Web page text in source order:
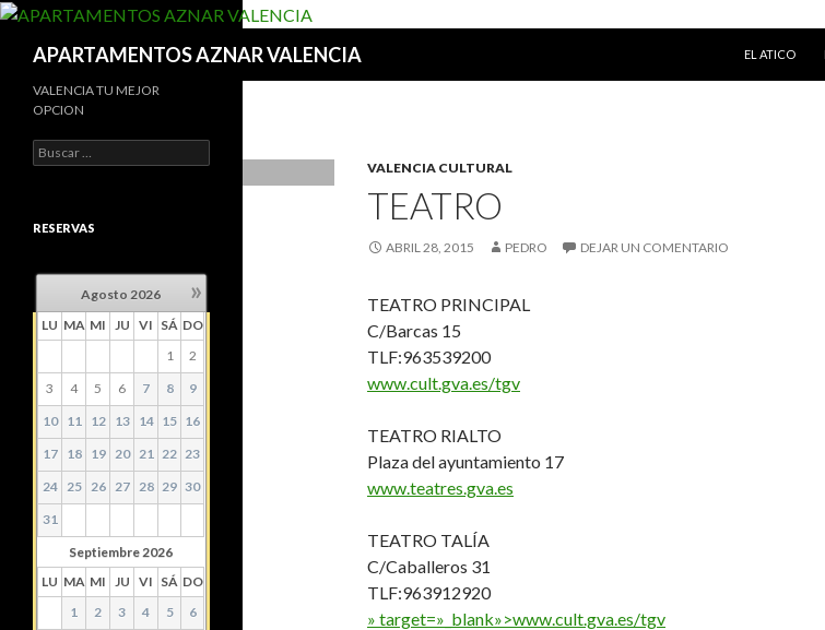
APARTAMENTOS AZNAR VALENCIA
EL ATICO
VALENCIA CULTURAL
TEATRO
ABRIL 28, 2015 PEDRO DEJAR UN COMENTARIO
TEATRO PRINCIPAL
C/Barcas 15
TLF:963539200
www.cult.gva.es/tgv
TEATRO RIALTO
Plaza del ayuntamiento 17
www.teatres.gva.es
TEATRO TALÍA
C/Caballeros 31
TLF:963912920
» target=»_blank»>www.cult.gva.es/tgv
VALENCIA TU MEJOR
OPCION
Buscar:
RESERVAS
»
Agosto 2026
LU MA MI JU VI SÁ DO
1
2
3
4 5 6 7 8
9
10
11 12 13 14 15 16
17
18 19 20 21 22 23
24
25 26 27 28 29 30
31
Septiembre 2026
LU MA MI JU VI SÁ DO
1
2 3 4 5
6